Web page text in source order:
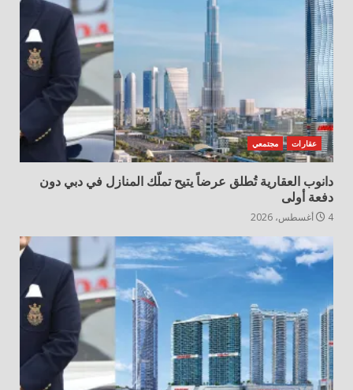
عقارات مجتمعي
دانوب العقارية تُطلق عرضاً يتيح تملّك المنازل في دبي دون
دفعة أولى
4 أغسطس، 2026